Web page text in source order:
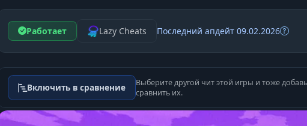
Работает Lazy Cheats Последний апдейт 09.02.2026
Включить в сравнение
Выберите другой чит этой игры и тоже
сравнить их.